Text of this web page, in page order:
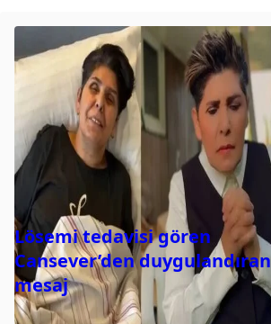
Lösemi tedavisi gören
Cansever’den duygulandıran
mesaj